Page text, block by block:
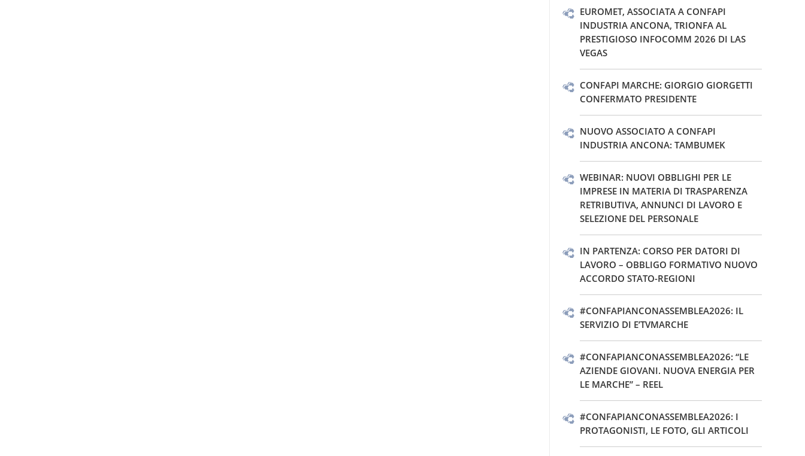
EUROMET, ASSOCIATA A CONFAPI
INDUSTRIA ANCONA, TRIONFA AL
PRESTIGIOSO INFOCOMM 2026 DI LAS
VEGAS
CONFAPI MARCHE: GIORGIO GIORGETTI
CONFERMATO PRESIDENTE
NUOVO ASSOCIATO A CONFAPI
INDUSTRIA ANCONA: TAMBUMEK
WEBINAR: NUOVI OBBLIGHI PER LE
IMPRESE IN MATERIA DI TRASPARENZA
RETRIBUTIVA, ANNUNCI DI LAVORO E
SELEZIONE DEL PERSONALE
IN PARTENZA: CORSO PER DATORI DI
LAVORO – OBBLIGO FORMATIVO NUOVO
ACCORDO STATO-REGIONI
#CONFAPIANCONASSEMBLEA2026: IL
SERVIZIO DI E’TVMARCHE
#CONFAPIANCONASSEMBLEA2026: “LE
AZIENDE GIOVANI. NUOVA ENERGIA PER
LE MARCHE” – REEL
#CONFAPIANCONASSEMBLEA2026: I
PROTAGONISTI, LE FOTO, GLI ARTICOLI